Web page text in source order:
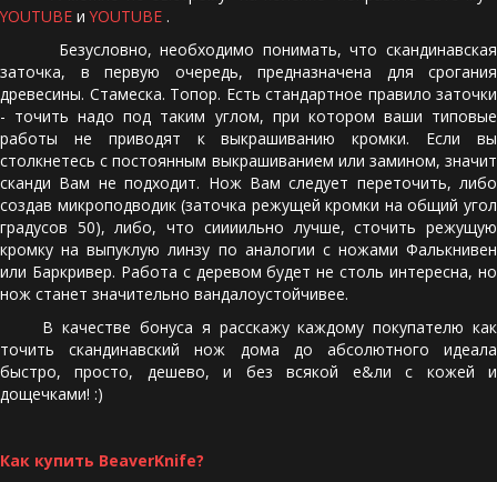
YOUTUBEиYOUTUBE.
Безусловно, необходимо понимать, что скандинавская
заточка, в первую очередь, предназначена для срогания
древесины. Стамеска. Топор. Есть стандартное правило заточки
- точить надо под таким углом, при котором ваши типовые
работы не приводят к выкрашиванию кромки. Если вы
столкнетесь с постоянным выкрашиванием или замином, значит
сканди Вам не подходит. Нож Вам следует переточить, либо
создав микроподводик (заточка режущей кромки на общий угол
градусов 50), либо, что сиииильно лучше, сточить режущую
кромку на выпуклую линзу по аналогии с ножами Фалькнивен
или Баркривер. Работа с деревом будет не столь интересна, но
нож станет значительно вандалоустойчивее.
В качестве бонуса я расскажу каждому покупателю как
точить скандинавский нож дома до абсолютного идеала
быстро, просто, дешево, и без всякой е&ли с кожей и
дощечками! :)
Как купить BeaverKnife?